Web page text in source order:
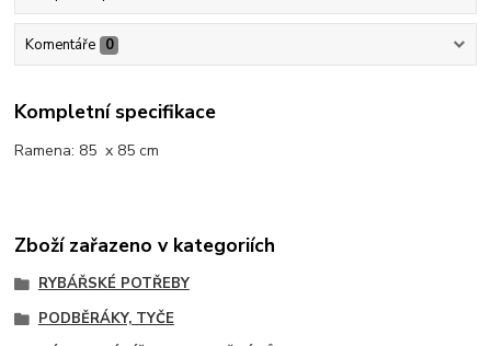
Komentáře 0
Kompletní specifikace
Ramena: 85 x 85 cm
Zboží zařazeno v kategoriích
RYBÁŘSKÉ POTŘEBY
PODBĚRÁKY, TYČE